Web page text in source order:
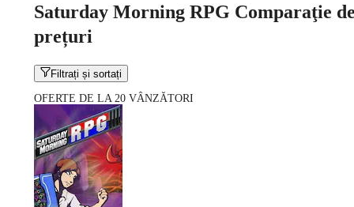
Saturday Morning RPG Comparaţie
prețuri
Filtrați și sortați
OFERTE DE LA 20 VÂNZĂTORI